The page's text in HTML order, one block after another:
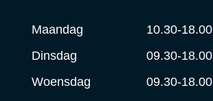
Maandag
10.30-18.00
Dinsdag
09.30-18.00
Woensdag
09.30-18.00